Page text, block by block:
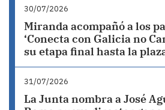
30/07/2026
Miranda acompañó a los
‘Conecta con Galicia no
su etapa final hasta la
31/07/2026
La Junta nombra a José